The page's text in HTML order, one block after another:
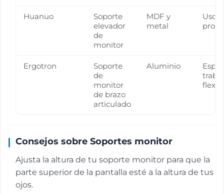
Huanuo
Soporte
elevador
de
monitor
MDF y
metal
Uso
Ergotron
Soporte
de
monitor
de brazo
articulado
Aluminio
Consejos sobre Soportes monitor
Ajusta la altura de tu soporte monitor para que la
parte superior de la pantalla esté a la altura de tus
ojos.